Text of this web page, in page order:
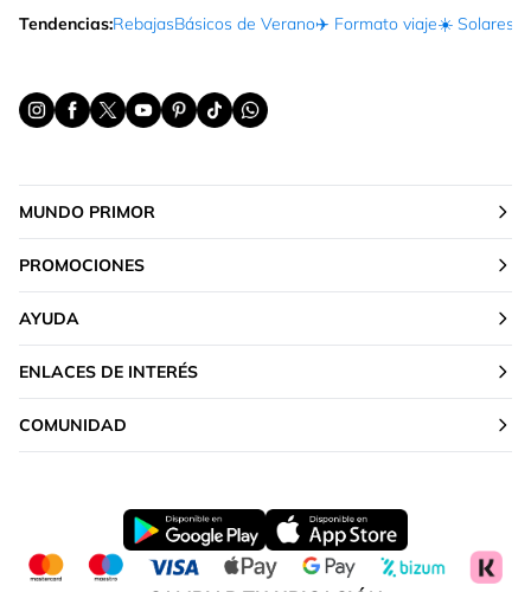
Tendencias:RebajasBásicos de Verano✈️ Formato viaje☀️ Solares
MUNDO PRIMOR
PROMOCIONES
AYUDA
ENLACES DE INTERÉS
COMUNIDAD